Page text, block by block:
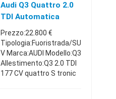
Audi Q3 Quattro 2.0
TDI Automatica
Xenon
Prezzo:22.800 €
Tipologia:Fuoristrada/SU
V Marca:AUDI Modello:Q3
Allestimento:Q3 2.0 TDI
177 CV quattro S tronic